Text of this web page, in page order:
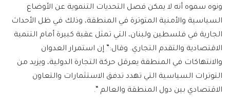
ونوه سموه أنه لا يمكن فصل التحديات التنموية عن الأوضاع
السياسية والأمنية المتوترة في المنطقة، وذلك في ظل الأحداث
الجارية في فلسطين ولبنان، التي تمثل عقبة كبيرة أمام التنمية
الاقتصادية والتقدم التجاري. وقال:” إن استمرار العدوان
والانتهاكات في المنطقة يعرقل حركة التجارة الدولية، ويزيد من
التوترات السياسية التي تهدد تدفق الاستثمارات والتعاون
الاقتصادي بين دول المنطقة والعالم “.